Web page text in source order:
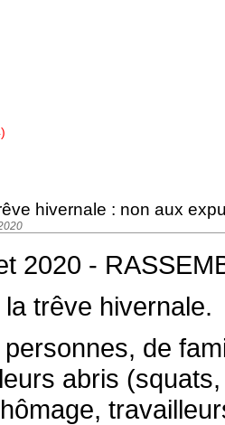
hivernale : non aux
2020 -
trêve hivernale.
de
abris